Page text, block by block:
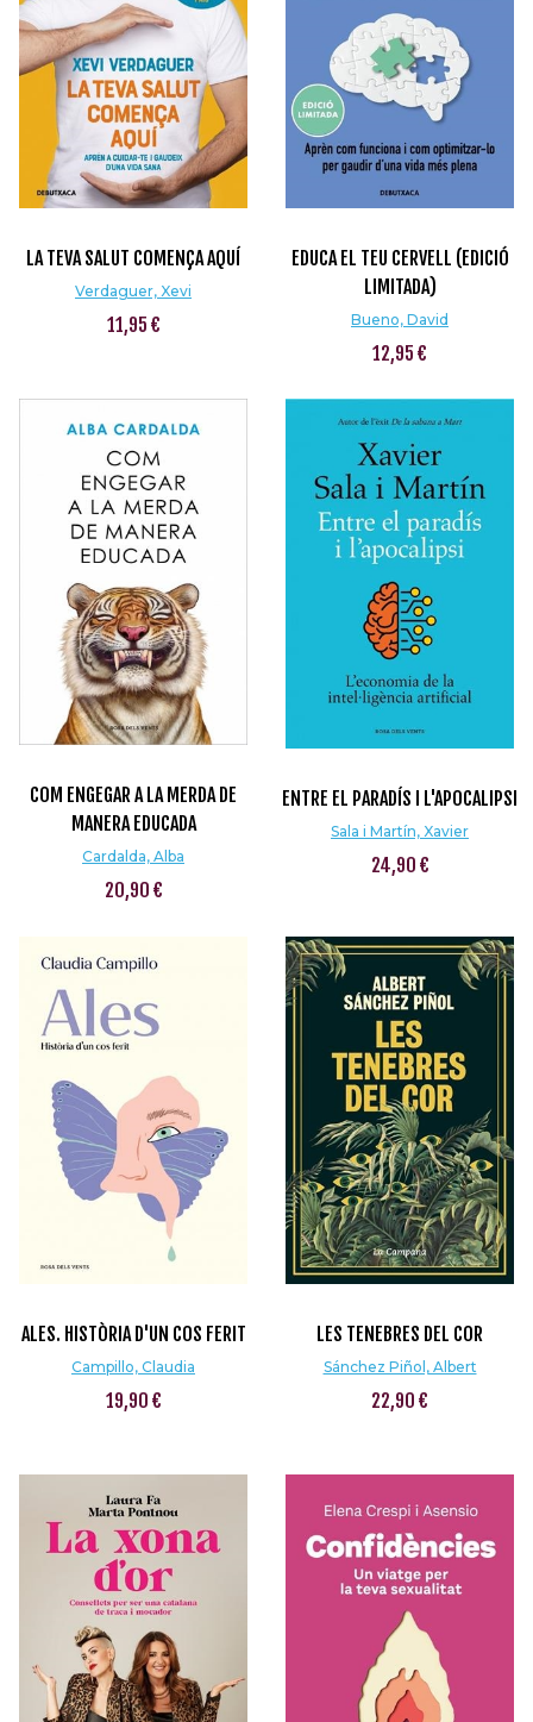
LA TEVA SALUT COMENÇA AQUÍ
Verdaguer, Xevi
11,95 €
EDUCA EL TEU CERVELL (EDICIÓ
LIMITADA)
Bueno, David
12,95 €
COM ENGEGAR A LA MERDA DE
MANERA EDUCADA
Cardalda, Alba
20,90 €
ENTRE EL PARADÍS I L'APOCALIPSI
Sala i Martín, Xavier
24,90 €
ALES. HISTÒRIA D'UN COS FERIT
Campillo, Claudia
19,90 €
LES TENEBRES DEL COR
Sánchez Piñol, Albert
22,90 €